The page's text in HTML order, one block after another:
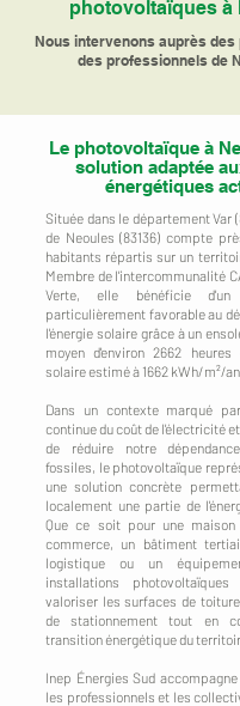
photovoltaïques à
Nous intervenons auprès
des professionnels de
Le photovoltaïque à
solution adaptée
énergétiques
Située dans le département Var
de Neoules (83136) compte
habitants répartis sur un
Membre de l'intercommunalité
Verte, elle bénéficie d'un
particulièrement favorable au
l'énergie solaire grâce à un
moyen d'environ 2662
solaire estimé à 1662 kWh/m²/
Dans un contexte marqué
continue du coût de l'électricité
de réduire notre
fossiles, le photovoltaïque
une solution concrète
localement une partie de
Que ce soit pour une maison
commerce, un bâtiment
logistique ou un
installations
valoriser les surfaces de
de stationnement tout en
transition énergétique du
Inep Énergies Sud
les professionnels et les